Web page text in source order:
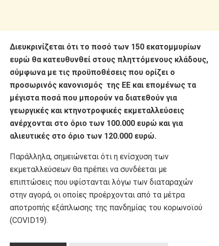
Διευκρινίζεται ότι το ποσό των 150 εκατομμυρίων
ευρώ θα κατευθυνθεί στους πληττόμενους κλάδους,
σύμφωνα με τις προϋποθέσεις που ορίζει ο
προσωρινός κανονισμός της ΕΕ και επομένως τα
μέγιστα ποσά που μπορούν να διατεθούν για
γεωργικές και κτηνοτροφικές εκμεταλλεύσεις
ανέρχονται στο όριο των 100.000 ευρώ και για
αλιευτικές στο όριο των 120.000 ευρώ.
Παράλληλα, σημειώνεται ότι η ενίσχυση των
εκμεταλλεύσεων θα πρέπει να συνδέεται με
επιπτώσεις που υφίστανται λόγω των διαταραχών
στην αγορά, οι οποίες προέρχονται από τα μέτρα
αποτροπής εξάπλωσης της πανδημίας του κορωνοϊού
(COVID19).